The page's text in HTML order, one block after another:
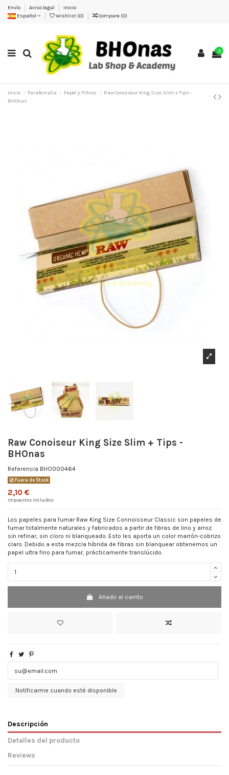
Envío Aviso legal
Inicio
Español
Wishlist (0) Compare (0)
0
Inicio Parafernalia Papel y Filtros
Raw Conoiseur King Size Slim + Tips -
BHOnas
Raw Conoiseur King Size Slim + Tips -
BHOnas
Referencia BHO000464
Fuera de Stock
2,10 €
Impuestos incluidos
Los papeles para fumar Raw King Size Connoisseur Classic son papeles de
fumar totalmente naturales y fabricados a partir de fibras de lino y arroz
sin refinar, sin cloro ni blanqueado. Esto les aporta un color marrón-cobrizo
claro. Debido a esta mezcla híbrida de fibras sin blanquear obtenemos un
papel ultra fino para fumar, prácticamente translúcido.
Añadir al carrito
Notificarme cuando esté disponible
Descripción
Detalles del producto
Reviews